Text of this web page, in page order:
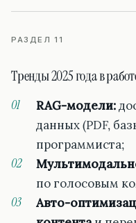
РАЗДЕЛ 11
Тренды 2025 года в
RAG-модели:
данных (PDF,
программиста;
по голосовым
Авто-